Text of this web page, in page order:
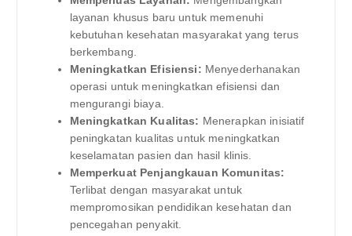
layanan khusus baru untuk memenuhi
kebutuhan kesehatan masyarakat yang terus
berkembang.
Meningkatkan Efisiensi: Menyederhanakan
operasi untuk meningkatkan efisiensi dan
mengurangi biaya.
Meningkatkan Kualitas: Menerapkan inisiatif
peningkatan kualitas untuk meningkatkan
keselamatan pasien dan hasil klinis.
Memperkuat Penjangkauan Komunitas:
Terlibat dengan masyarakat untuk
mempromosikan pendidikan kesehatan dan
pencegahan penyakit.